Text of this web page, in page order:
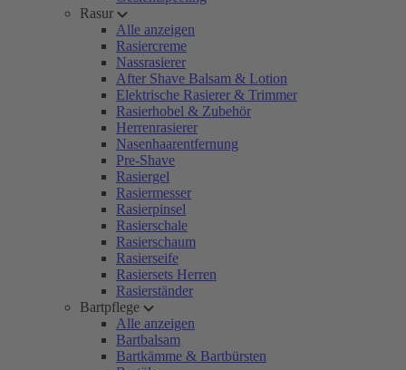
Rasur
Alle anzeigen
Rasiercreme
Nassrasierer
After Shave Balsam & Lotion
Elektrische Rasierer & Trimmer
Rasierhobel & Zubehör
Herrenrasierer
Nasenhaarentfernung
Pre-Shave
Rasiergel
Rasiermesser
Rasierpinsel
Rasierschale
Rasierschaum
Rasierseife
Rasiersets Herren
Rasierständer
Bartpflege
Alle anzeigen
Bartbalsam
Bartkämme & Bartbürsten